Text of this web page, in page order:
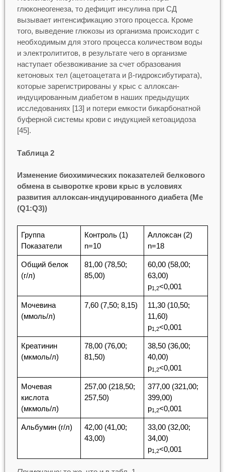
глюконеогенеза, то дефицит инсулина при СД
вызывает интенсификацию этого процесса. Кроме
того, выведение глюкозы из организма происходит с
необходимым для этого процесса количеством воды
и электролититов, в результате чего в организме
наступает обезвоживание за счет образования
кетоновых тел (ацетоацетата и β-гидроксибутирата),
которые зарегистрированы у крыс с аллоксан-
индуцированным диабетом в наших предыдущих
исследованиях [13] и потери емкости бикарбонатной
буферной системы крови с индукцией кетоацидоза
[45].
Таблица 2
Изменение биохимических показателей белкового
обмена в сыворотке крови крыс в условиях
развития аллоксан-индуцированного диабета (Me
(Q1:Q3))
Группа
Показатели
Контроль (1)
n=10
Аллоксан (2)
n=18
Общий белок
(г/л)
81,00 (78,50;
85,00)
60,00 (58,00;
63,00)
p1,2<0,001
Мочевина
(ммоль/л)
7,60 (7,50; 8,15)
11,30 (10,50;
11,60)
p1,2<0,001
Креатинин
(мкмоль/л)
78,00 (76,00;
81,50)
38,50 (36,00;
40,00)
p1,2<0,001
Мочевая
кислота
(мкмоль/л)
257,00 (218,50;
257,50)
377,00 (321,00;
399,00)
p1,2<0,001
Альбумин (г/л)
42,00 (41,00;
43,00)
33,00 (32,00;
34,00)
p1,2<0,001